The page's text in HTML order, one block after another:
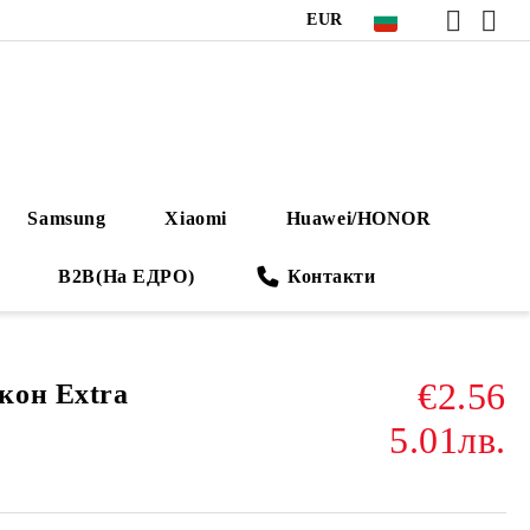
EUR
Samsung Xiaomi Huawei/HONOR
B2B(На ЕДРО) Контакти
Extra
€2.56
5.01лв.